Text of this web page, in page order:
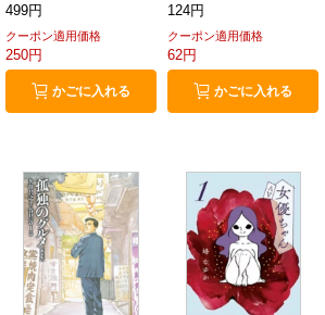
499円
クーポン適用価格
250円
かごに入れる
124円
クーポン適用価格
62円
かごに入れる